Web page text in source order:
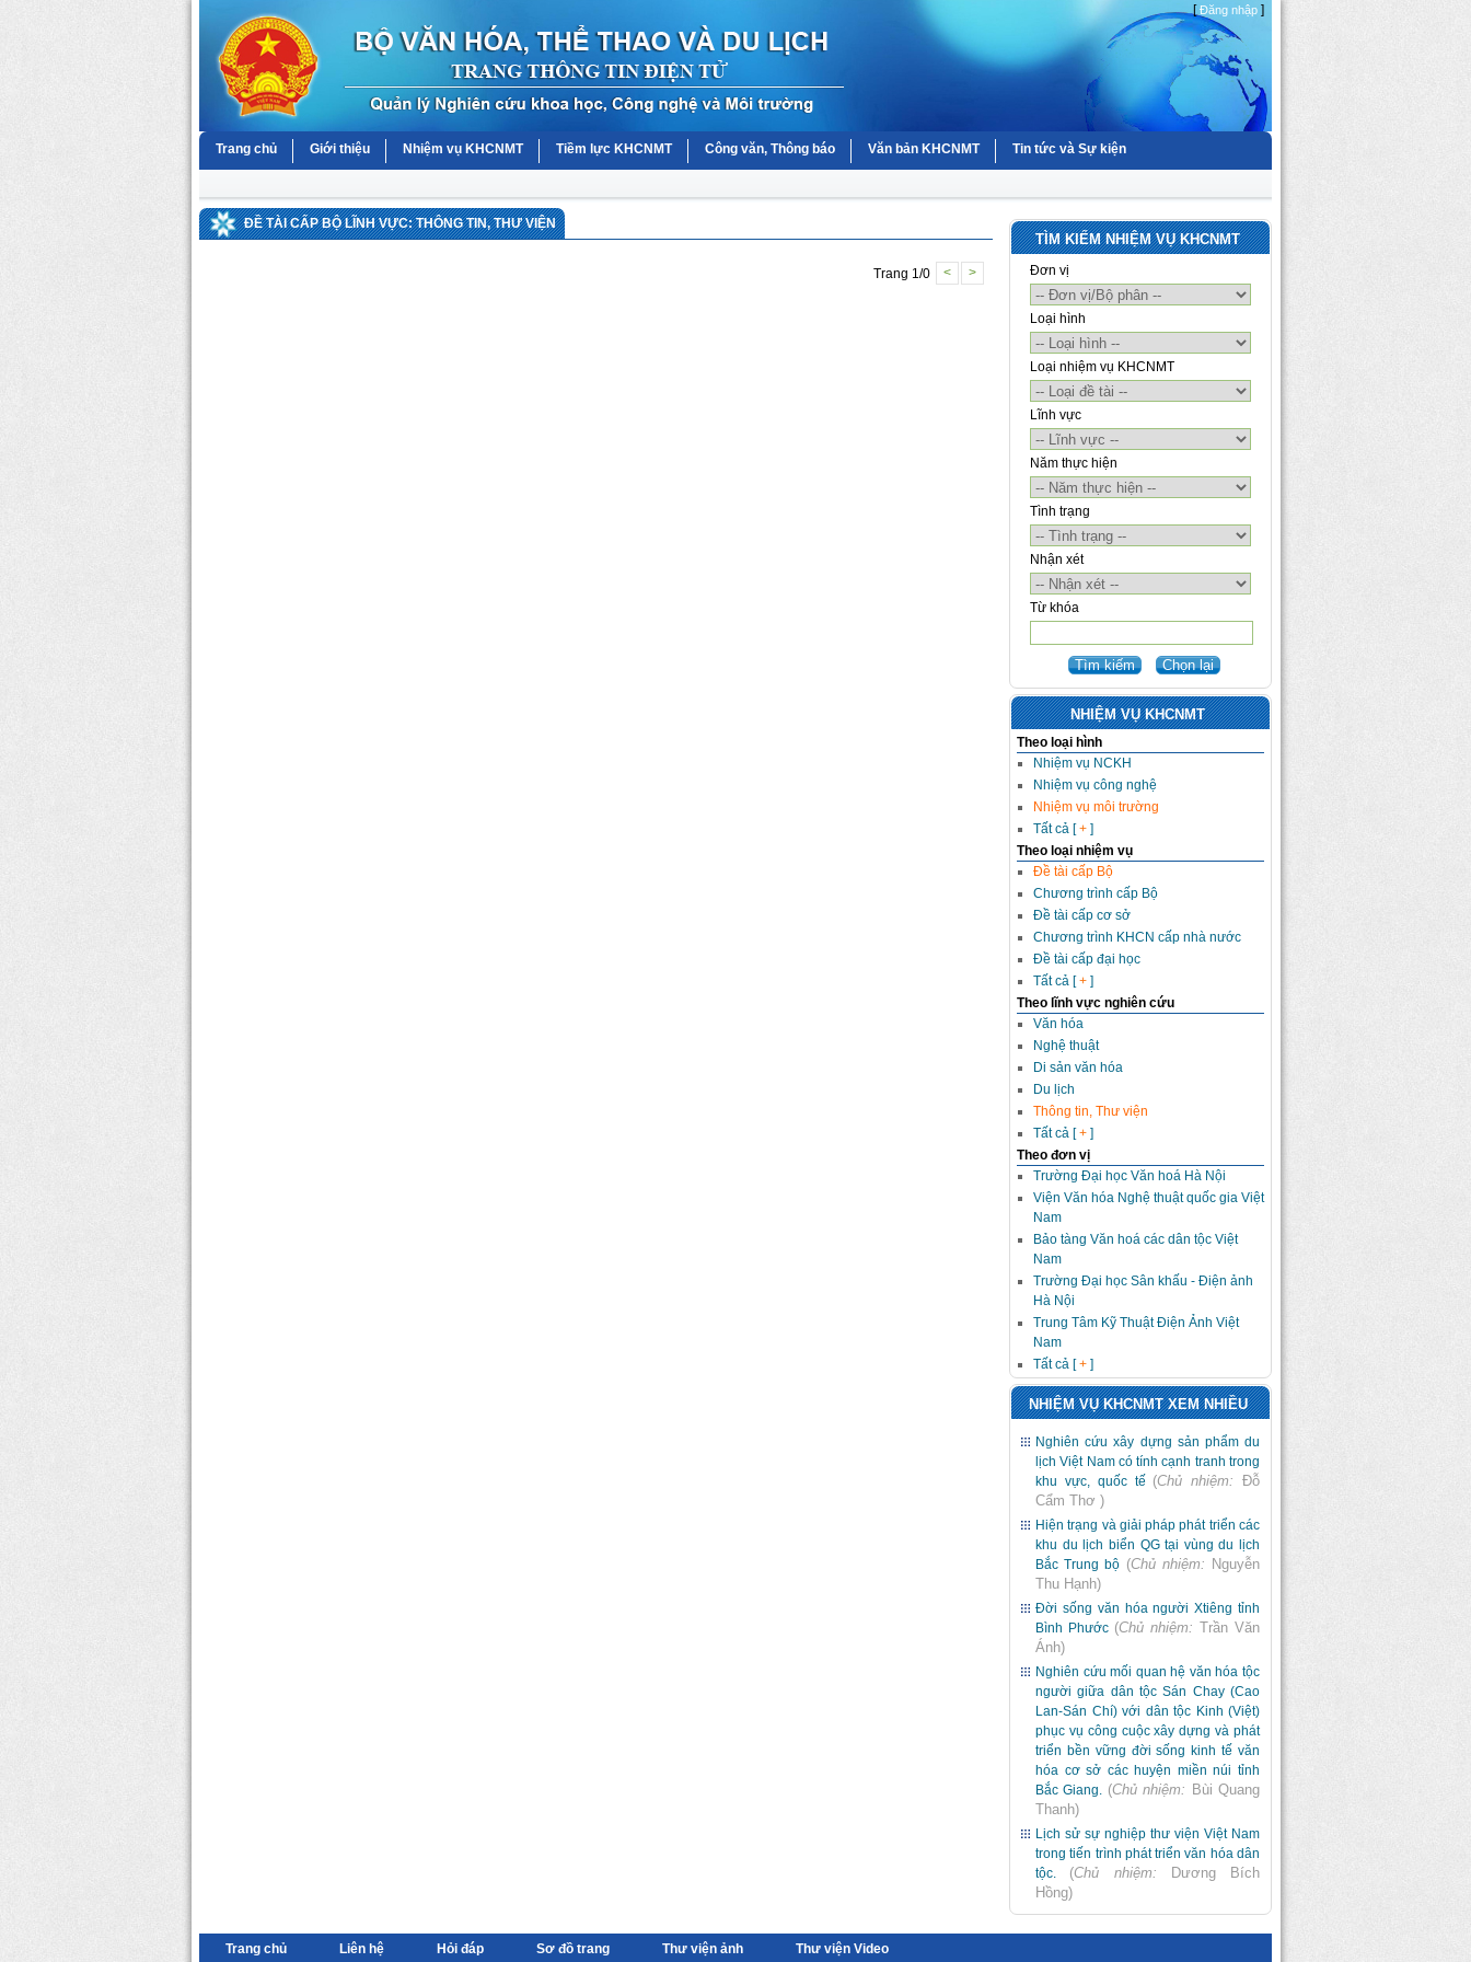
[Đăng nhập ]
Trang chủ Giới thiệu Nhiệm vụ KHCNMT Tiềm lực KHCNMT Công văn, Thông báo Văn bản KHCNMT Tin tức và Sự kiện
ĐỀ TÀI CẤP BỘ LĨNH VỰC: THÔNG TIN, THƯ VIỆN
Trang 1/0 < >
TÌM KIẾM NHIỆM VỤ KHCNMT
Đơn vị
Loại hình
Loại nhiệm vụ KHCNMT
Lĩnh vực
Năm thực hiện
Tình trạng
Nhận xét
Từ khóa
NHIỆM VỤ KHCNMT
Theo loại hình
Nhiệm vụ NCKH
Nhiệm vụ công nghệ
Nhiệm vụ môi trường
Tất cả [+ ]
Theo loại nhiệm vụ
Đề tài cấp Bộ
Chương trình cấp Bộ
Đề tài cấp cơ sở
Chương trình KHCN cấp nhà nước
Đề tài cấp đại học
Tất cả [+ ]
Theo lĩnh vực nghiên cứu
Văn hóa
Nghệ thuật
Di sản văn hóa
Du lịch
Thông tin, Thư viện
Tất cả [+ ]
Theo đơn vị
Trường Đại học Văn hoá Hà Nội
Viện Văn hóa Nghệ thuật quốc gia Việt
Nam
Bảo tàng Văn hoá các dân tộc Việt
Nam
Trường Đại học Sân khấu - Điện ảnh
Hà Nội
Trung Tâm Kỹ Thuật Điện Ảnh Việt
Nam
Tất cả [+ ]
NHIỆM VỤ KHCNMT XEM NHIỀU
Nghiên cứu xây dựng sản phẩm du
lịch Việt Nam có tính cạnh tranh trong
khu vực, quốc tế (Chủ nhiệm:
Đỗ
Cẩm Thơ )
Hiện trạng và giải pháp phát triển các
khu du lịch biển QG tại vùng du lịch
Bắc Trung bộ (Chủ nhiệm: Nguyễn
Thu Hạnh)
Đời sống văn hóa người Xtiêng tỉnh
Bình Phước (Chủ nhiệm: Trần Văn
Ánh)
Nghiên cứu mối quan hệ văn hóa tộc
người giữa dân tộc Sán Chay (Cao
Lan-Sán Chí) với dân tộc Kinh (Việt)
phục vụ công cuộc xây dựng và phát
triển bền vững đời sống kinh tế văn
hóa cơ sở các huyện miền núi tỉnh
Bắc Giang. (Chủ nhiệm: Bùi Quang
Thanh)
Lịch sử sự nghiệp thư viện Việt Nam
trong tiến trình phát triển văn hóa dân
tộc.
(Chủ nhiệm:
Dương Bích
Hồng)
Trang chủ Liên hệ Hỏi đáp Sơ đồ trang Thư viện ảnh Thư viện Video